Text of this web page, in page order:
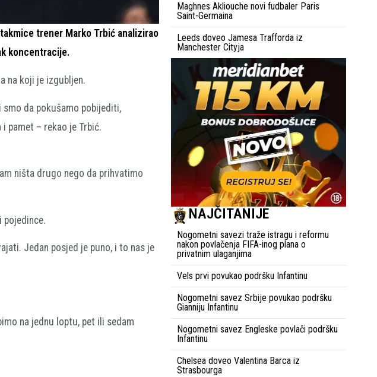
trener Marko Trbić analizirao
koncentracije.
na koji je izgubljen.
da pokušamo pobijediti,
pamet – rekao je Trbić.
ništa drugo nego da prihvatimo
pojedince.
Jedan posjed je puno, i to nas je
na jednu loptu, pet ili sedam
Maghnes Akliouche novi fudbaler Paris
Saint-Germaina
Leeds doveo Jamesa Trafforda iz
Manchester Cityja
NAJČITANIJE
Nogometni savezi traže istragu i reformu
nakon povlačenja FIFA-inog plana o
privatnim ulaganjima
Vels prvi povukao podršku Infantinu
Nogometni savez Srbije povukao podršku
Gianniju Infantinu
Nogometni savez Engleske povlači podršku
Infantinu
Chelsea doveo Valentina Barca iz
Strasbourga